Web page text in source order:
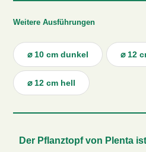
Weitere Ausführungen
⌀ 10 cm dunkel ⌀ 12
⌀ 12 cm hell
Der Pflanztopf von Plenta